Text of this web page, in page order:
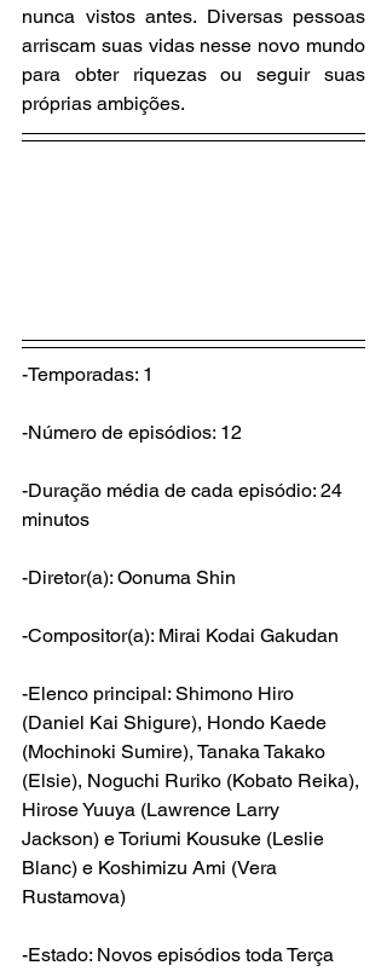
nunca vistos antes. Diversas pessoas
arriscam suas vidas nesse novo mundo
para obter riquezas ou seguir suas
próprias ambições.
-Temporadas: 1
-Número de episódios: 12
-Duração média de cada episódio: 24
minutos
-Diretor(a): Oonuma Shin
-Compositor(a): Mirai Kodai Gakudan
-Elenco principal: Shimono Hiro
(Daniel Kai Shigure), Hondo Kaede
(Mochinoki Sumire), Tanaka Takako
(Elsie), Noguchi Ruriko (Kobato Reika),
Hirose Yuuya (Lawrence Larry
Jackson) e Toriumi Kousuke (Leslie
Blanc) e Koshimizu Ami (Vera
Rustamova)
-Estado: Novos episódios toda Terça